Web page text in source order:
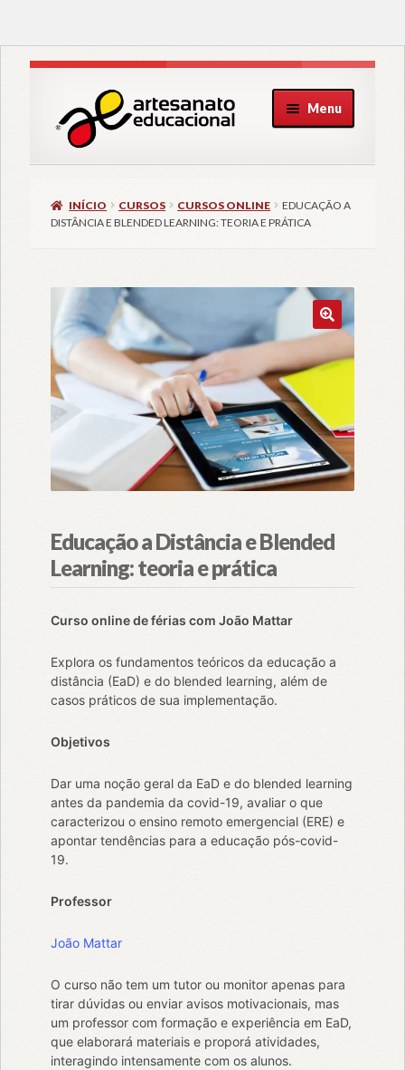
para
navegação
para
conteúdo
Menu
INÍCIO CURSOS CURSOS ONLINE
EDUCAÇÃO A
DISTÂNCIA E BLENDED LEARNING: TEORIA E PRÁTICA
🔍
Educação a Distância e Blended
Learning: teoria e prática
Curso online de férias com João Mattar
Explora os fundamentos teóricos da educação a
distância (EaD) e do blended learning, além de
casos práticos de sua implementação.
Objetivos
Dar uma noção geral da EaD e do blended learning
antes da pandemia da covid-19, avaliar o que
caracterizou o ensino remoto emergencial (ERE) e
apontar tendências para a educação pós-covid-
19.
Professor
João Mattar
O curso não tem um tutor ou monitor apenas para
tirar dúvidas ou enviar avisos motivacionais, mas
um professor com formação e experiência em EaD,
que elaborará materiais e proporá atividades,
interagindo intensamente com os alunos.